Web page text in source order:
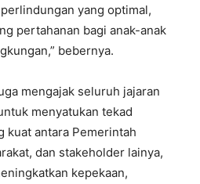
yang optimal,
pertahanan bagi anak-anak
bebernya.
mengajak seluruh jajaran
menyatukan tekad
kuat antara Pemerintah
dan stakeholder lainya,
kepekaan,